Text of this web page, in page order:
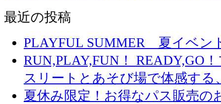
最近の投稿
PLAYFUL SUMMER 夏イベ
RUN,PLAY,FUN！ READY,GO
スリートとあそび場で体感する
夏休み限定！お得なパス販売の